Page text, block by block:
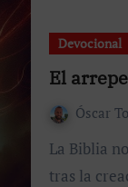
Devocional
El
Óscar
La Biblia nos dice en el libro de Génesis que
tras la